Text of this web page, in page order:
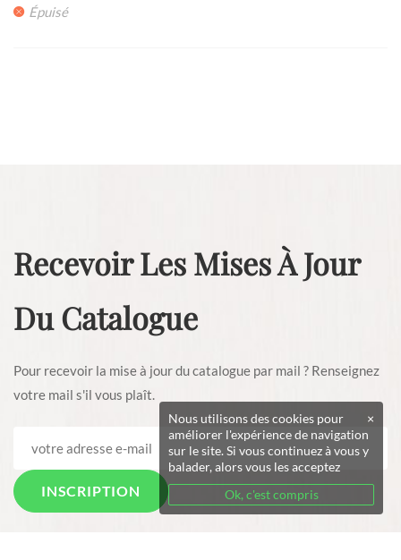
Épuisé
Recevoir Les Mises À Jour
Du Catalogue
Pour recevoir la mise à jour du catalogue par mail ? Renseignez
votre mail s'il vous plaît.
×
Nous utilisons des cookies pour
améliorer l'expérience de navigation
sur le site. Si vous continuez à vous y
balader, alors vous les acceptez
Ok, c'est compris